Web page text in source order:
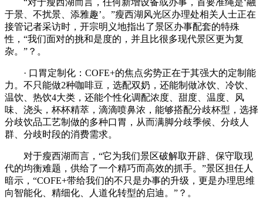
“对于瘦西湖而言，任何新增设备或办事，首要准绳是‘融
于景、不扰景、添雅趣’。”瘦西湖风光区办理处相关人士正在
接管记者采访时，开宗明义地指出了景区办事配套的特殊
性，“我们面对的挑和是度的，并且比很多现代景区更为复
杂。”？。
· 口胃定制化：COFE+的焦点劣势正在于其强大的定制能
力。不只能做2种咖啡豆，选配双奶，还能制做冰饮、冷饮、
温饮、热饮4大类，还能个性化调配浓度、甜度、温度、风
味、浇头，杯杯精萃，滴滴喷鼻浓，能够搭配分歧杯型，选择
分歧饮品工艺制做的多种口胃，从而满脚分歧季候、分歧人
群、分歧时段的消费需求。
对于瘦西湖而言，“它为我们景区破解取开辟、保守取现
代的均衡难题，供给了一个精巧而高效的抓手。”景区担任人
暗示，“COFE+带给我们的不只是办事的升级，更是办理思维
向智能化、精细化、人道化转型的启迪。”？。